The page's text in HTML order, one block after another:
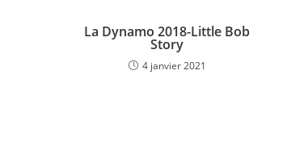
La Dynamo 2018-Little Bob
Story
4 janvier 2021